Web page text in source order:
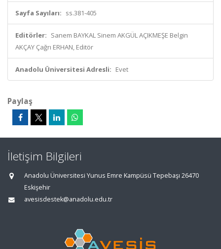
Sayfa Sayıları: ss.381-405
Editörler: Sanem BAYKAL Sinem AKGÜL AÇIKMEŞE Belgin
AKÇAY Çağrı ERHAN, Editör
Anadolu Üniversitesi Adresli: Evet
Paylaş
İletişim Bilgileri
Anadolu Üniversitesi Yunus Emre Kampüsü Tepebaşı 26470
Eskişehir
avesisdestek@anadolu.edu.tr